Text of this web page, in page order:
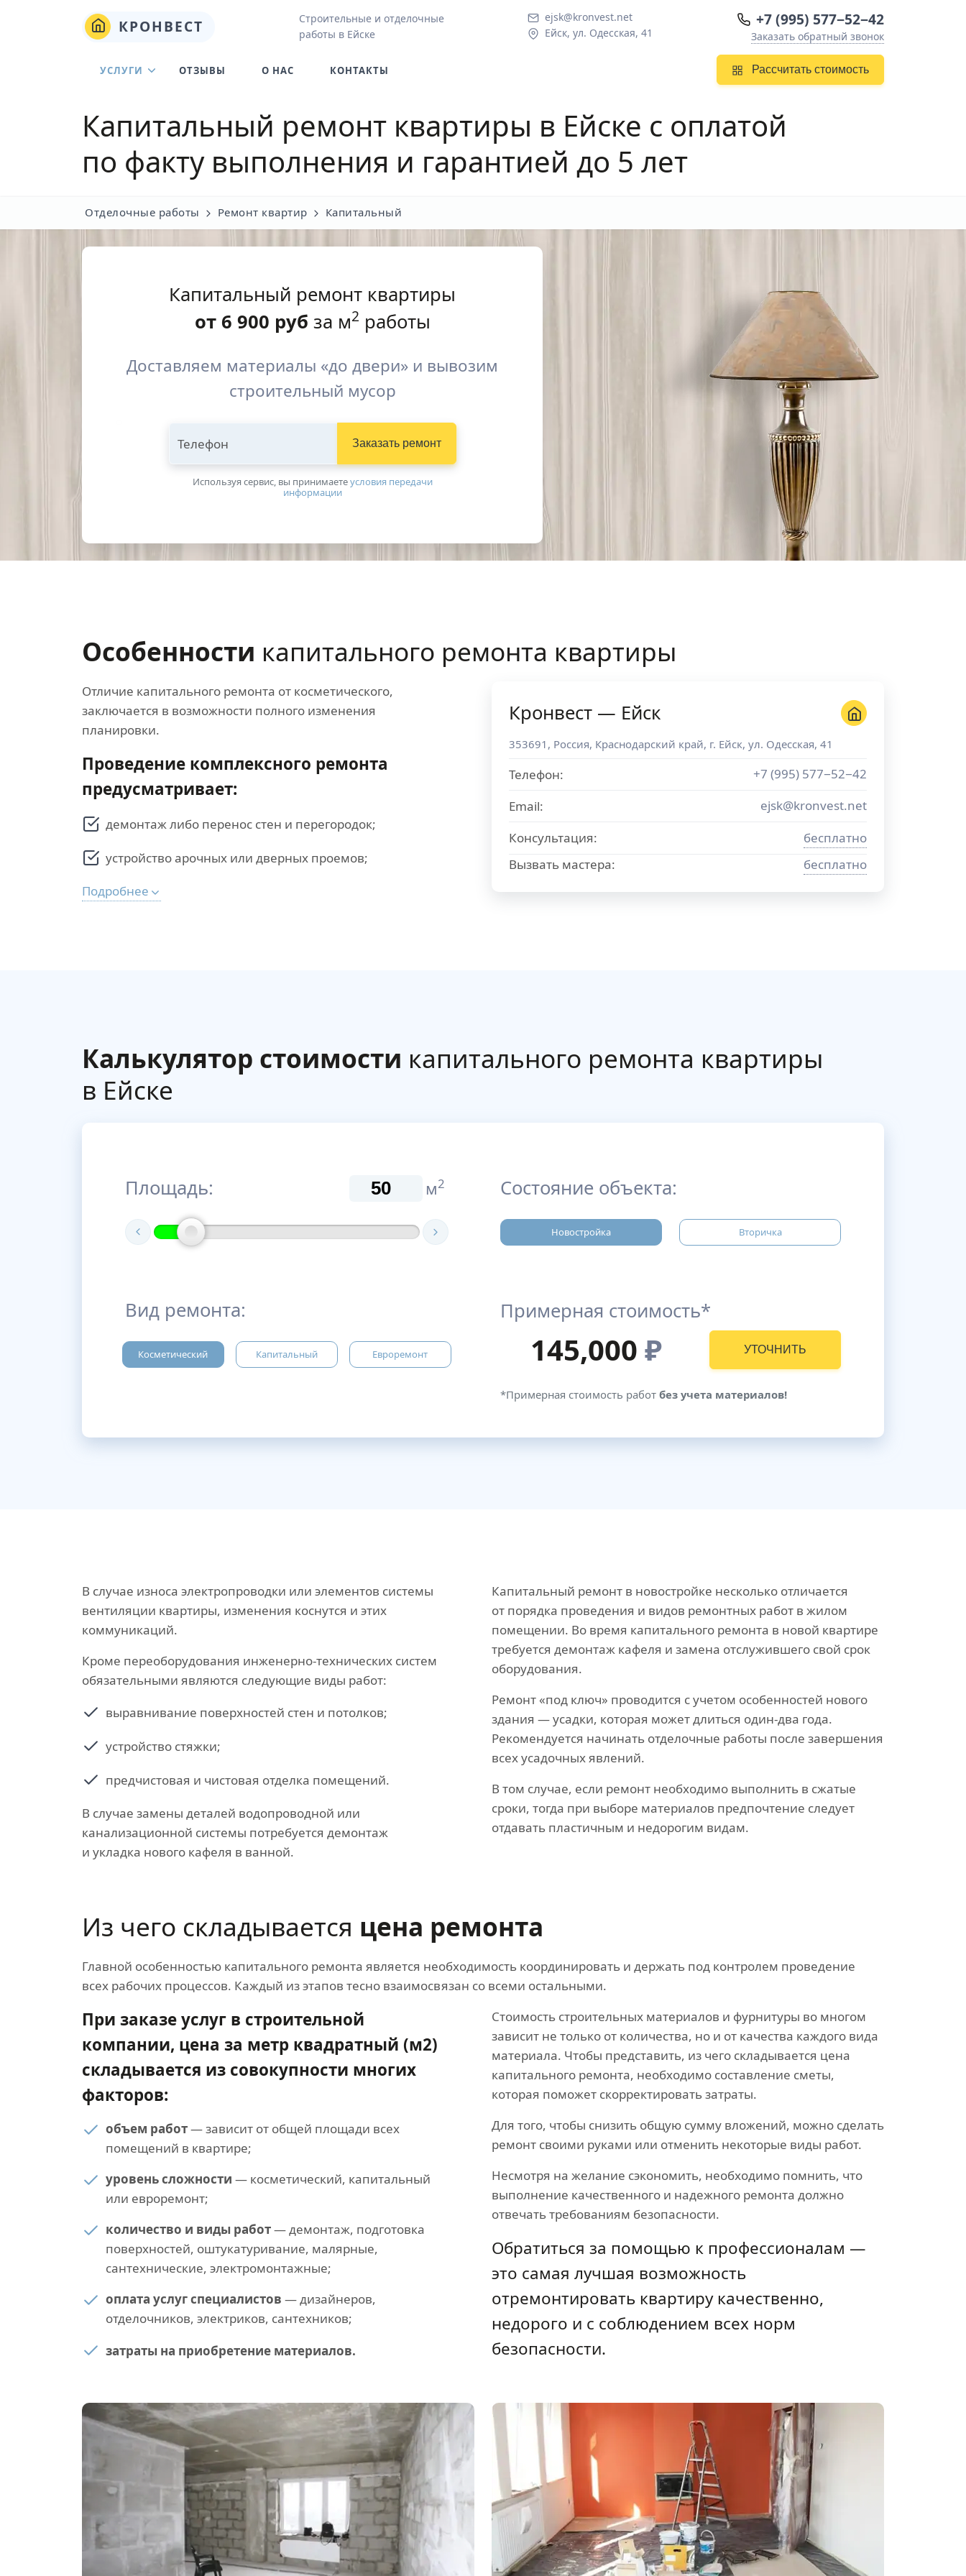
КРОНВЕСТ
Строительные и отделочные
работы в Ейске
ejsk@kronvest.net
Ейск, ул. Одесская, 41
+7 (995) 577−52−42
Заказать обратный звонок
Рассчитать стоимость
УСЛУГИ ОТЗЫВЫ О НАС КОНТАКТЫ
Капитальный ремонт квартиры в Ейске с оплатой
по факту выполнения и гарантией до 5 лет
Отделочные работы Ремонт квартир Капитальный
Капитальный ремонт квартиры
от 6 900 руб за м2 работы
Доставляем материалы «до двери» и вывозим
строительный мусор
Телефон Заказать ремонт
Используя сервис, вы принимаетeусловия передачи
информации
Особенности капитального ремонта квартиры
Отличие капитального ремонта от косметического,
заключается в возможности полного изменения
планировки.
Проведение комплексного ремонта
предусматривает:
демонтаж либо перенос стен и перегородок;
устройство арочных или дверных проемов;
Подробнее
Кронвест — Ейск
353691 , Россия, Краснодарский край, г. Ейск, ул. Одесская, 41
Телефон:
+7 (995) 577−52−42
Email:
ejsk@kronvest.net
Консультация:
бесплатно
Вызвать мастера:
бесплатно
Калькулятор стоимости капитального ремонта квартиры
в Ейске
Площадь: м2
Вид ремонта:
Косметический Капитальный Евроремонт
Состояние объекта:
Новостройка Вторичка
Примерная стоимость*
145,000 ₽ УТОЧНИТЬ
*Примерная стоимость работ без учета материалов!
В случае износа электропроводки или элементов системы
вентиляции квартиры, изменения коснутся и этих
коммуникаций.
Кроме переоборудования инженерно-технических систем
обязательными являются следующие виды работ:
выравнивание поверхностей стен и потолков;
устройство стяжки;
предчистовая и чистовая отделка помещений.
В случае замены деталей водопроводной или
канализационной системы потребуется демонтаж
и укладка нового кафеля в ванной.
Капитальный ремонт в новостройке несколько отличается
от порядка проведения и видов ремонтных работ в жилом
помещении. Во время капитального ремонта в новой квартире
требуется демонтаж кафеля и замена отслужившего свой срок
оборудования.
Ремонт «под ключ» проводится с учетом особенностей нового
здания — усадки, которая может длиться один-два года.
Рекомендуется начинать отделочные работы после завершения
всех усадочных явлений.
В том случае, если ремонт необходимо выполнить в сжатые
сроки, тогда при выборе материалов предпочтение следует
отдавать пластичным и недорогим видам.
Из чего складывается цена ремонта
Главной особенностью капитального ремонта является необходимость координировать и держать под контролем проведение
всех рабочих процессов. Каждый из этапов тесно взаимосвязан со всеми остальными.
При заказе услуг в строительной
компании, цена за метр квадратный (м2)
складывается из совокупности многих
факторов:
объем работ— зависит от общей площади всех
помещений в квартире;
уровень сложности — косметический, капитальный
или евроремонт;
количество и виды работ— демонтаж, подготовка
поверхностей, оштукатуривание, малярные,
сантехнические, электромонтажные;
оплата услуг специалистов — дизайнеров,
отделочников, электриков, сантехников;
затраты на приобретение материалов.
Стоимость строительных материалов и фурнитуры во многом
зависит не только от количества, но и от качества каждого вида
материала. Чтобы представить, из чего складывается цена
капитального ремонта, необходимо составление сметы,
которая поможет скорректировать затраты.
Для того, чтобы снизить общую сумму вложений, можно сделать
ремонт своими руками или отменить некоторые виды работ.
Несмотря на желание сэкономить, необходимо помнить, что
выполнение качественного и надежного ремонта должно
отвечать требованиям безопасности.
Обратиться за помощью к профессионалам —
это самая лучшая возможность
отремонтировать квартиру качественно,
недорого и с соблюдением всех норм
безопасности.